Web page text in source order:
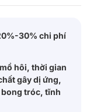
30% chi phí
hôi, thời gian
gây dị ứng,
tróc, tĩnh